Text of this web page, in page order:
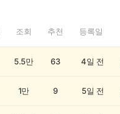
조회 추천 등록일
5.5만 63 4일 전
1만 9 5일 전